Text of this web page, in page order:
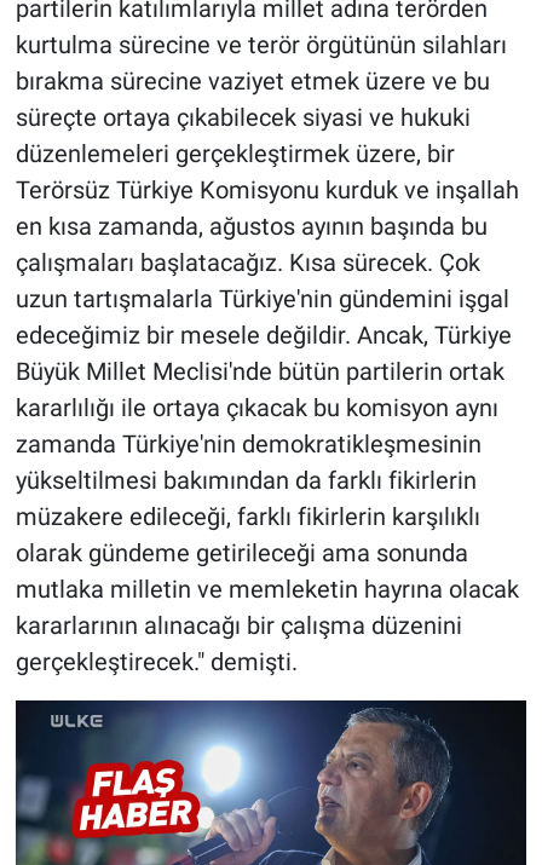
partilerin katılımlarıyla millet adına terörden
kurtulma sürecine ve terör örgütünün silahları
bırakma sürecine vaziyet etmek üzere ve bu
süreçte ortaya çıkabilecek siyasi ve hukuki
düzenlemeleri gerçekleştirmek üzere, bir
Terörsüz Türkiye Komisyonu kurduk ve inşallah
en kısa zamanda, ağustos ayının başında bu
çalışmaları başlatacağız. Kısa sürecek. Çok
uzun tartışmalarla Türkiye'nin gündemini işgal
edeceğimiz bir mesele değildir. Ancak, Türkiye
Büyük Millet Meclisi'nde bütün partilerin ortak
kararlılığı ile ortaya çıkacak bu komisyon aynı
zamanda Türkiye'nin demokratikleşmesinin
yükseltilmesi bakımından da farklı fikirlerin
müzakere edileceği, farklı fikirlerin karşılıklı
olarak gündeme getirileceği ama sonunda
mutlaka milletin ve memleketin hayrına olacak
kararlarının alınacağı bir çalışma düzenini
gerçekleştirecek." demişti.